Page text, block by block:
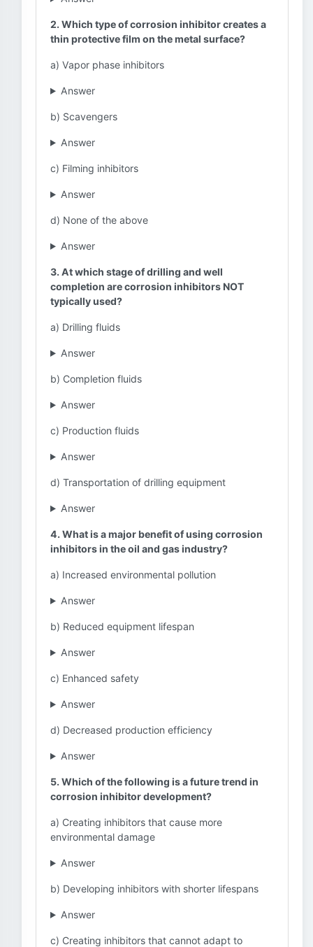
2. Which type of corrosion inhibitor creates a
thin protective film on the metal surface?
a) Vapor phase inhibitors
Answer
b) Scavengers
Answer
c) Filming inhibitors
Answer
d) None of the above
Answer
3. At which stage of drilling and well
completion are corrosion inhibitors NOT
typically used?
a) Drilling fluids
Answer
b) Completion fluids
Answer
c) Production fluids
Answer
d) Transportation of drilling equipment
Answer
4. What is a major benefit of using corrosion
inhibitors in the oil and gas industry?
a) Increased environmental pollution
Answer
b) Reduced equipment lifespan
Answer
c) Enhanced safety
Answer
d) Decreased production efficiency
Answer
5. Which of the following is a future trend in
corrosion inhibitor development?
a) Creating inhibitors that cause more
environmental damage
Answer
b) Developing inhibitors with shorter lifespans
Answer
c) Creating inhibitors that cannot adapt to